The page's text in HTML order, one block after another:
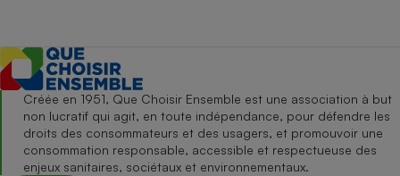
Créée en 1951, Que Choisir Ensemble est une association à but
non lucratif qui agit, en toute indépendance, pour défendre les
droits des consommateurs et des usagers, et promouvoir une
consommation responsable, accessible et respectueuse des
enjeux sanitaires, sociétaux et environnementaux.